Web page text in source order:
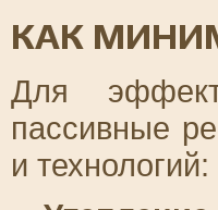
КАК
Для
пассивные
и технологий: